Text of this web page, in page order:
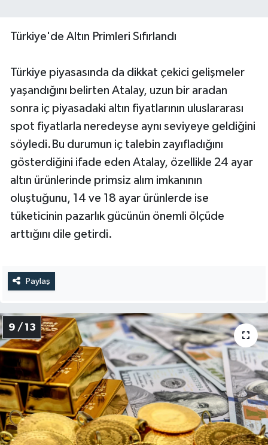
Türkiye'de Altın Primleri Sıfırlandı
Türkiye piyasasında da dikkat çekici gelişmeler
yaşandığını belirten Atalay, uzun bir aradan
sonra iç piyasadaki altın fiyatlarının uluslararası
spot fiyatlarla neredeyse aynı seviyeye geldiğini
söyledi.Bu durumun iç talebin zayıfladığını
gösterdiğini ifade eden Atalay, özellikle 24 ayar
altın ürünlerinde primsiz alım imkanının
oluştuğunu, 14 ve 18 ayar ürünlerde ise
tüketicinin pazarlık gücünün önemli ölçüde
arttığını dile getirdi.
Paylaş
9 / 13